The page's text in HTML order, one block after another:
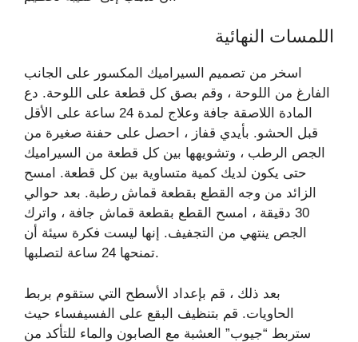
اللمسات النهائية
اسخر من تصميم السيراميك المكسور على الجانب
الفارغ من اللوحة ، وقم بصق كل قطعة على اللوحة. دع
المادة اللاصقة جافة وعلاج لمدة 24 ساعة على الأقل
قبل الحشو. بأيدي قفاز ، احصل على حفنة صغيرة من
الجص الرطب ، وتشويهها بين كل قطعة من السيراميك
حتى يكون لديك كمية متساوية بين كل قطعة. امسح
الزائد من وجه القطع بقطعة قماش رطبة. بعد حوالي
30 دقيقة ، امسح القطع بقطعة قماش جافة ، واترك
الجص ينتهي من التجفيف. إنها ليست فكرة سيئة أن
تمنحها 24 ساعة لتصلبها.
بعد ذلك ، قم بإعداد الأسطح التي ستقوم بربط
الحاويات. قم بتنظيف البقع على الفسيفساء حيث
ستربط “جيوب” العشبة مع الصابون والماء للتأكد من